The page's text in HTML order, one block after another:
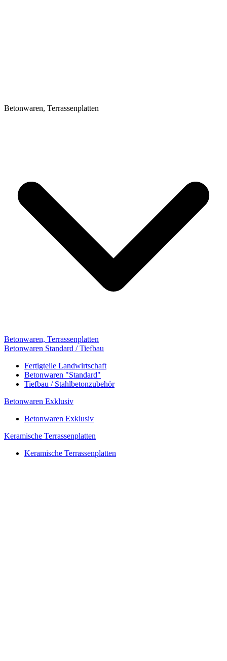
Betonwaren, Terrassenplatten
Betonwaren, Terrassenplatten
Betonwaren Standard / Tiefbau
Fertigteile Landwirtschaft
Betonwaren "Standard"
Tiefbau / Stahlbetonzubehör
Betonwaren Exklusiv
Betonwaren Exklusiv
Keramische Terrassenplatten
Keramische Terrassenplatten